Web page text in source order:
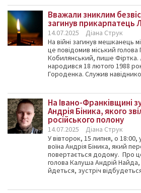
Вважали зниклим
загинув прикарпатець
14.07.2025
Діана Струк
На війні загинув мешканець
це повідомив міський
Кобилянський, пише
народився 18 лютого 1988
Городенка. Служив
На Івано-Франківщині
Андрія Біника, якого
російського полону
14.07.2025
Діана Струк
У вівторок, 15 липня, о 18:00,
воїна Андрія Біника, який
повертається додому. Про
голова Калуша Андрій
йдеться, зустріч